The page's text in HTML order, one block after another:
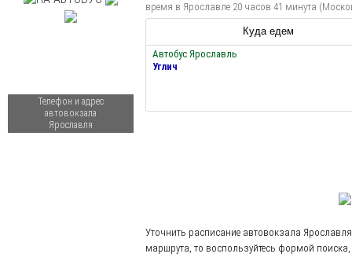
Телефон и адрес
автовокзала
Ярославля
время в Ярославле 20 часов 41 минута
Куда едем
Автобус Ярославль
Углич
Уточнить расписание автовокзала
маршрута, то воспользуйтесь формой